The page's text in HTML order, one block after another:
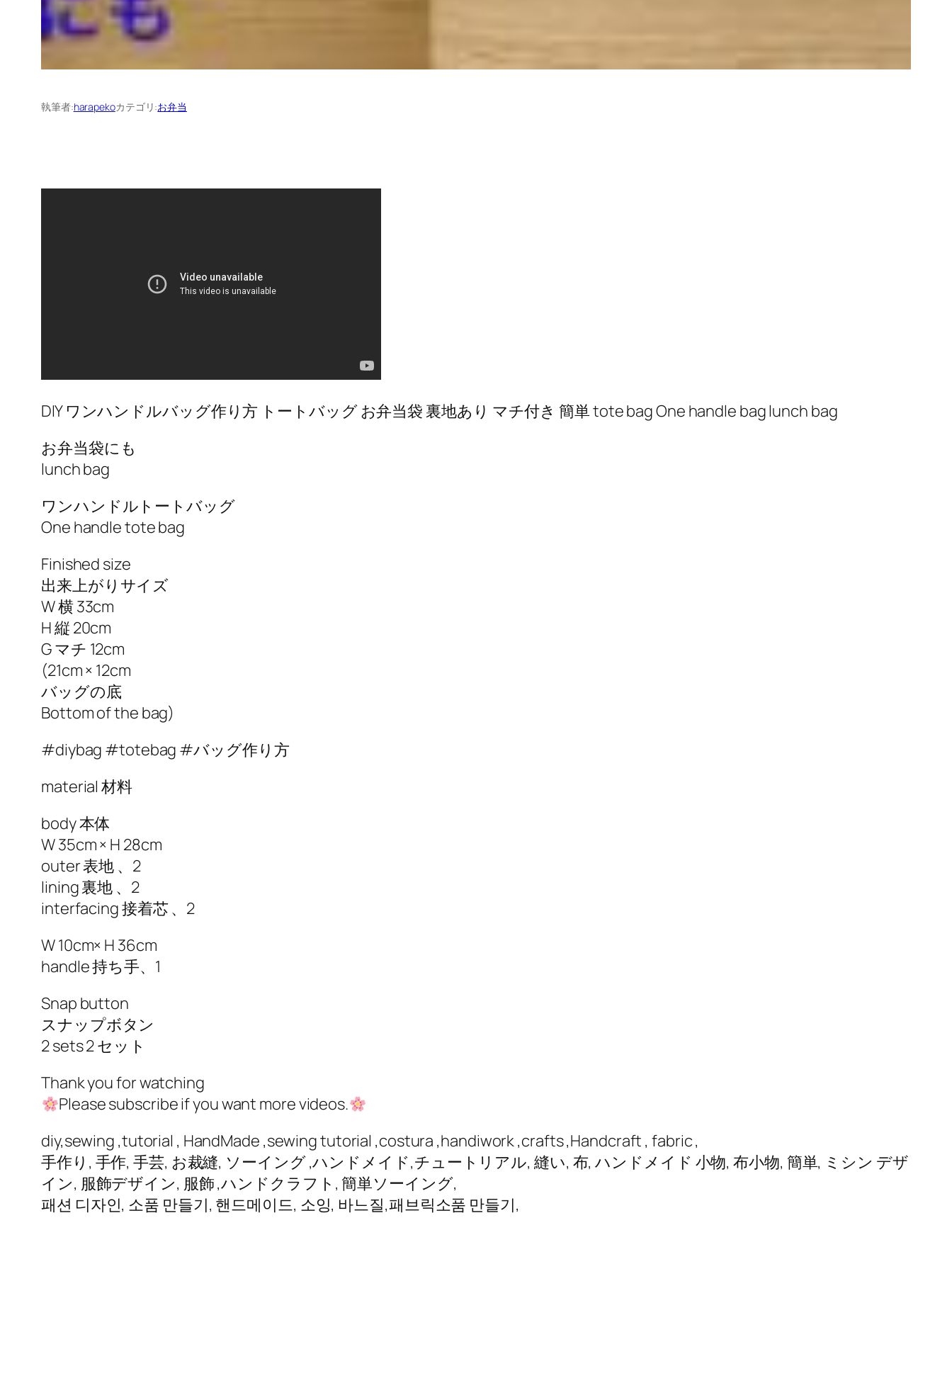
執筆者:harapekoカテゴリ:お弁当
DIY ワンハンドルバッグ作り方 トートバッグ お弁当袋 裏地あり マチ付き 簡単 tote bag One handle bag lunch bag
お弁当袋にも
lunch bag
ワンハンドルトートバッグ
One handle tote bag
Finished size
出来上がりサイズ
W 横 33cm
H 縦 20cm
G マチ 12cm
(21cm × 12cm
バッグの底
Bottom of the bag)
#diybag #totebag #バッグ作り方
material 材料
body 本体
W 35cm × H 28cm
outer 表地 、2
lining 裏地 、2
interfacing 接着芯 、2
W 10cm× H 36cm
handle 持ち手、1
Snap button
スナップボタン
2 sets 2 セット
Thank you for watching
Please subscribe if you want more videos.
diy,sewing ,tutorial , HandMade ,sewing tutorial ,costura ,handiwork ,crafts ,Handcraft , fabric ,
手作り, 手作, 手芸, お裁縫, ソーイング ,ハンドメイド,チュートリアル, 縫い, 布, ハンドメイド 小物, 布小物, 簡単, ミシン デザ
イン, 服飾デザイン, 服飾 ,ハンドクラフト, 簡単ソーイング,
패션 디자인, 소품 만들기, 핸드메이드, 소잉, 바느질,패브릭소품 만들기,